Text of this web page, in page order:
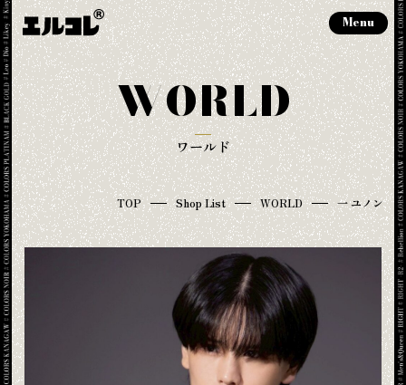
Menu
WORLD
ワールド
TOP Shop List WORLD 一 ユノン